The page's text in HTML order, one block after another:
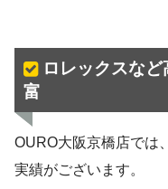
ロレックスな
富
OURO大阪京橋店では
実績がございます。